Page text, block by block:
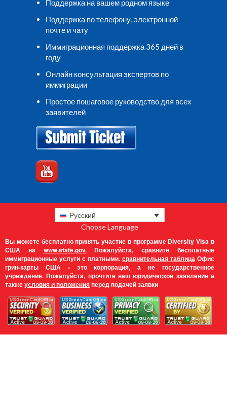
Поддержка на вашем родном языке
Поддержка по телефону, электронной
почте и чату
Иммиграционная поддержка 365 дней в
году
Онлайн консультация экспертов по
иммиграции
Простое пошаговое руководство для всех
заявителей
Русский
Choose Language
Вы можете бесплатно принять участие в программе Diversity Visa в
США на www.state.gov.Пожалуйста, сравните бесплатные
иммиграционные услуги с платными. сравнительная таблица Офис
грин-карты США - это корпорация, а не государственное
учреждение. Пожалуйста, прочтите нашюридическое заявлениеа
такжеусловия и положенияперед подачей заявки